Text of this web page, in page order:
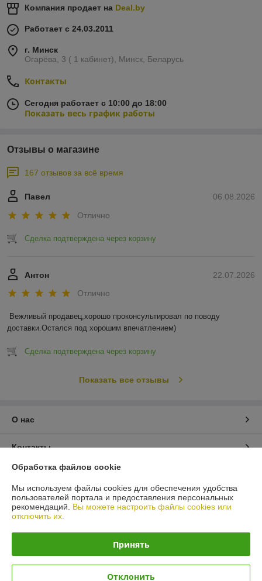
Компания продает на Deal.by
Работает с 24.03.2011
г. Минск
Огарёва, 3 ( 1 кабинет), Минск, Беларусь
Контакты
Сегодня работает с 10:00 до 18:00
Показать весь график работы
Отзывы о магазине
167 отзывов за всё время
06.08.2026
Павел
Отлично
Сделка подтверждена через корзину
22.07.2026
Антон
Отлично
Вежливый продавец,хорошо проконсультировал по поводу
доставки.Остался под хорошим впечатлением)
Сделка подтверждена через корзину
Показать все отзывы
О нас
Контакты
Доставка и оплата
График работы
Политика обработки cookies
Обработка файлов cookie
Мы используем файлы cookies для обеспечения удобства
пользователей портала и предоставления персональных
рекомендаций. Вы можете настроить файлы cookies или
отключить их.
Принять
Отклонить